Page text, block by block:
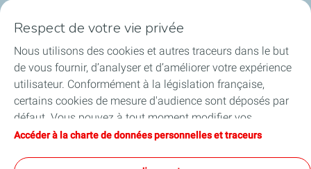
Certificats d'économies d'énergie
Nos partenaires
Collaborer avec TotalEnergies
Accessibilité
Respect de votre vie privée
Nous utilisons des cookies et autres traceurs dans le but
de vous fournir, d’analyser et d’améliorer votre expérience
utilisateur. Conformément à la législation française,
certains cookies de mesure d'audience sont déposés par
défaut. Vous pouvez à tout moment modifier vos
paramètres de cookies en cliquant sur le bouton « Gérer
Accéder à la charte de données personnelles et traceurs